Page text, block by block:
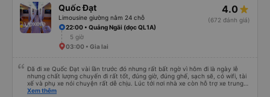
Quốc Đạt
Limousine giường nằm 24 chỗ
4.0
(672 đánh giá)
22:00 • Quảng Ngãi (dọc QL1A)
5 giờ
03:00 • Gia lai
Đã đi xe Quốc Đạt vài lần trước đó nhưng rất bất ngờ vì hôm đi là ngày lễ
nhưng chất lượng chuyến đi rất tốt, đúng giờ, đúng ghế, sạch sẽ, có wifi, tài
xế và phụ xe nói chuyện rất dễ chịu. Lúc tới nơi nhà xe còn hỗ trợ xe trung
chuyển tới tận nhà. 10đ cho nhà xe, hy vọng nhà xe duy trì được chất lượng
Xem thêm